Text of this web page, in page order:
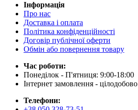
Інформація
Про нас
Доставка і оплата
Політика конфіденційності
Договір публічної оферти
Обмін або повернення товару
Час роботи:
Понеділок - П'ятниця: 9:00-18:00
Інтернет замовлення - цілодобово
Телефони: